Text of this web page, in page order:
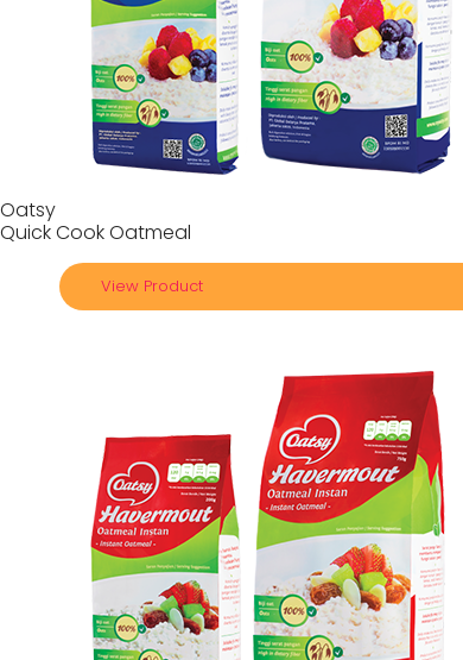
Oatsy
Quick Cook Oatmeal
View Product